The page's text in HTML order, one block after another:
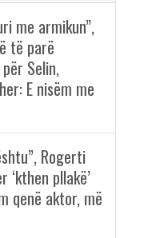
me armikun”,
të parë
Selin,
E nisëm me
Rogerti
pllakë’
qenë aktor, më